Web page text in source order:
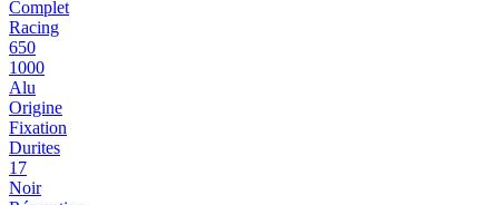
Complet
Racing
650
1000
Alu
Origine
Fixation
Durites
17
Noir